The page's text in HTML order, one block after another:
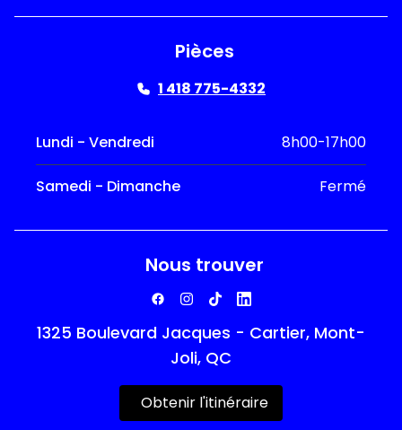
Pièces
1 418 775-4332
Lundi - Vendredi 8h00-17h00
Samedi - Dimanche Fermé
Nous trouver
1325 Boulevard Jacques - Cartier, Mont-
Joli, QC
Obtenir l'itinéraire